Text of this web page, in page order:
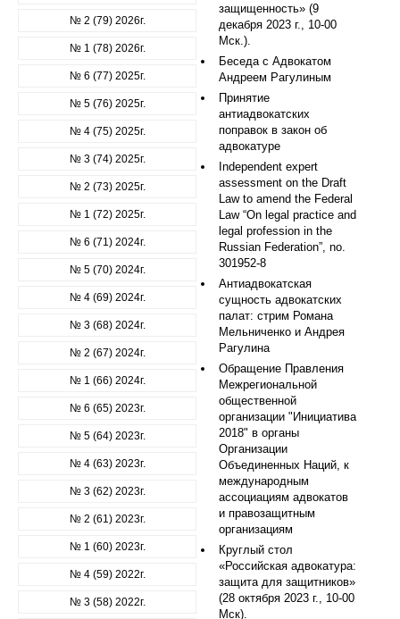
№ 2 (79) 2026г.
№ 1 (78) 2026г.
№ 6 (77) 2025г.
№ 5 (76) 2025г.
№ 4 (75) 2025г.
№ 3 (74) 2025г.
№ 2 (73) 2025г.
№ 1 (72) 2025г.
№ 6 (71) 2024г.
№ 5 (70) 2024г.
№ 4 (69) 2024г.
№ 3 (68) 2024г.
№ 2 (67) 2024г.
№ 1 (66) 2024г.
№ 6 (65) 2023г.
№ 5 (64) 2023г.
№ 4 (63) 2023г.
№ 3 (62) 2023г.
№ 2 (61) 2023г.
№ 1 (60) 2023г.
№ 4 (59) 2022г.
№ 3 (58) 2022г.
защищенность» (9
декабря 2023 г., 10-00
Мск.).
Беседа с Адвокатом
Андреем Рагулиным
Принятие
антиадвокатских
поправок в закон об
адвокатуре
Independent expert
assessment on the Draft
Law to amend the Federal
Law “On legal practice and
legal profession in the
Russian Federation”, no.
301952-8
Антиадвокатская
сущность адвокатских
палат: стрим Романа
Мельниченко и Андрея
Рагулина
Обращение Правления
Межрегиональной
общественной
организации "Инициатива
2018" в органы
Организации
Объединенных Наций, к
международным
ассоциациям адвокатов
и правозащитным
организациям
Круглый стол
«Российская адвокатура:
защита для защитников»
(28 октября 2023 г., 10-00
Мск).